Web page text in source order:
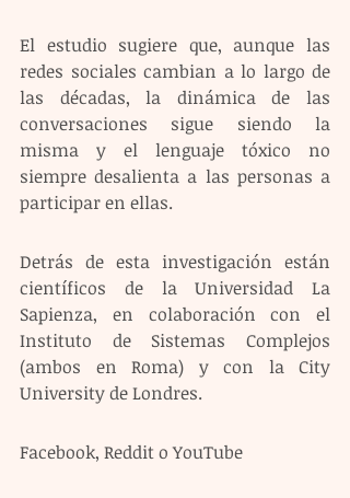
El estudio sugiere que, aunque las
redes sociales cambian a lo largo de
las décadas, la dinámica de las
conversaciones sigue siendo la
misma y el lenguaje tóxico no
siempre desalienta a las personas a
participar en ellas.
Detrás de esta investigación están
científicos de la Universidad La
Sapienza, en colaboración con el
Instituto de Sistemas Complejos
(ambos en Roma) y con la City
University de Londres.
Facebook, Reddit o YouTube